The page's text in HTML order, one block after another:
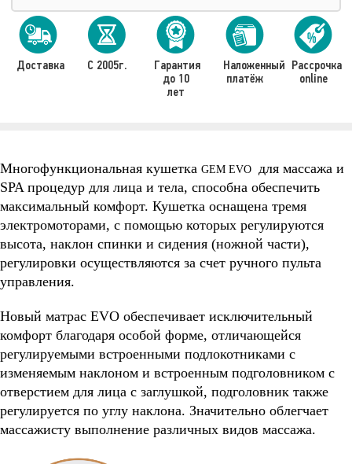
Доставка С 2005г.
Гарантия
до 10
лет
Наложенный
платёж
Рассрочка
online
Многофункциональная кушетка GEM EVO для массажа и
SPA процедур для лица и тела, способна обеспечить
максимальный комфорт. Кушетка оснащена тремя
электромоторами, с помощью которых регулируются
высота, наклон спинки и сидения (ножной части),
регулировки осуществляются за счет ручного пульта
управления.
Новый матрас EVO обеспечивает исключительный
комфорт благодаря особой форме, отличающейся
регулируемыми встроенными подлокотниками с
изменяемым наклоном и встроенным подголовником с
отверстием для лица с заглушкой, подголовник также
регулируется по углу наклона. Значительно облегчает
массажисту выполнение различных видов массажа.